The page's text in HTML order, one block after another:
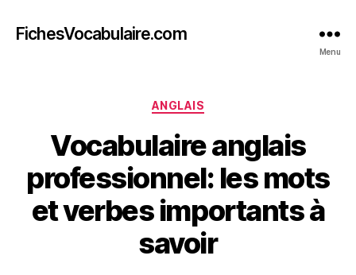
FichesVocabulaire.com
Menu
Catégories
ANGLAIS
Vocabulaire anglais
professionnel: les mots
et verbes importants à
savoir